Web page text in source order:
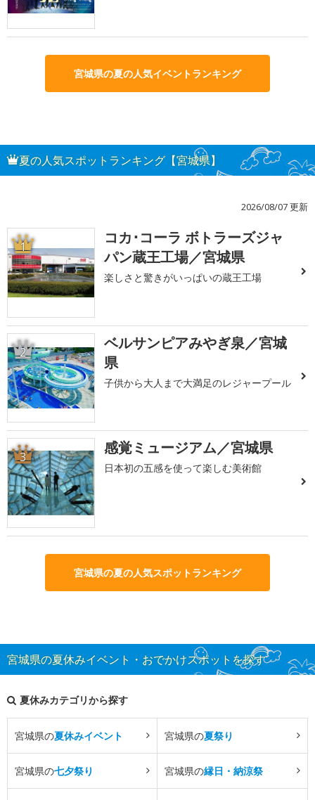
宮城県の夏の人気イベントランキング
夏の人気スポットランキング【宮城県】
2026/08/07 更新
1
コカ･コーラ ボトラーズジャ
パン蔵王工場／宮城県
楽しさと驚きがいっぱいの蔵王工場
2
ベルサンピアみやぎ泉／宮城
県
子供から大人まで大満足のレジャープール
3 感覚ミュージアム／宮城県
日本初の五感を使って楽しむ美術館
宮城県の夏の人気スポットランキング
宮城県の夏休みイベント・おでかけスポットを探す
夏休みカテゴリから探す
宮城県の夏休みイベント 宮城県の夏祭り
宮城県の七夕祭り 宮城県の縁日・納涼祭